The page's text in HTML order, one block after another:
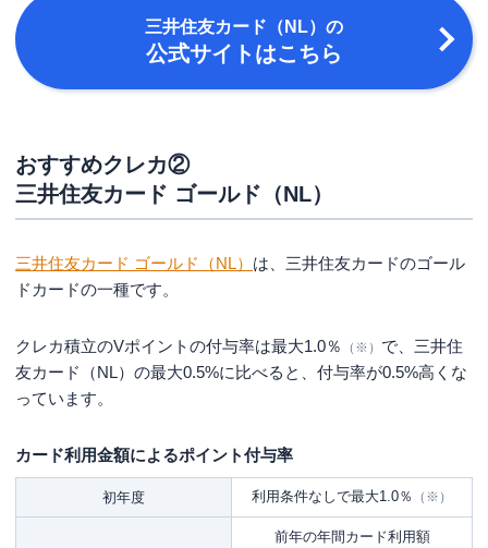
三井住友カード（NL） の
公式サイトはこちら
おすすめクレカ②
三井住友カード ゴールド（NL）
三井住友カード ゴールド（NL） は、三井住友カードのゴール
ドカードの一種です。
クレカ積立のVポイントの付与率は最大1.0％ （※） で、三井住
友カード（NL）の最大0.5%に比べると、付与率が0.5%高くな
っています。
カード利用金額によるポイント付与率
初年度 利用条件なしで最大1.0％ （※）
前年の年間カード利用額